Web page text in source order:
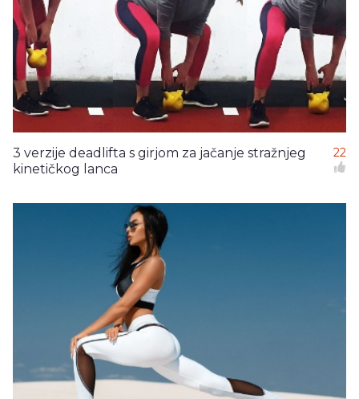
3 verzije deadlifta s girjom za jačanje stražnjeg
kinetičkog lanca
22